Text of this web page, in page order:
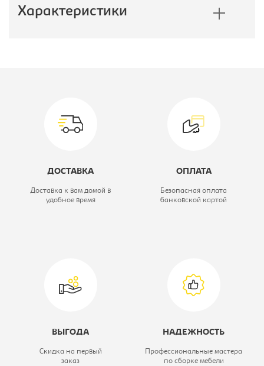
Характеристики
Серия сейфа: AIKO
Ширина, мм:
ДОСТАВКА
Доставка к вам домой в
удобное время
ОПЛАТА
Безопасная оплата
банковской картой
ВЫГОДА
Скидка на первый
заказ
НАДЕЖНОСТЬ
Профессиональные мастера
по сборке мебели